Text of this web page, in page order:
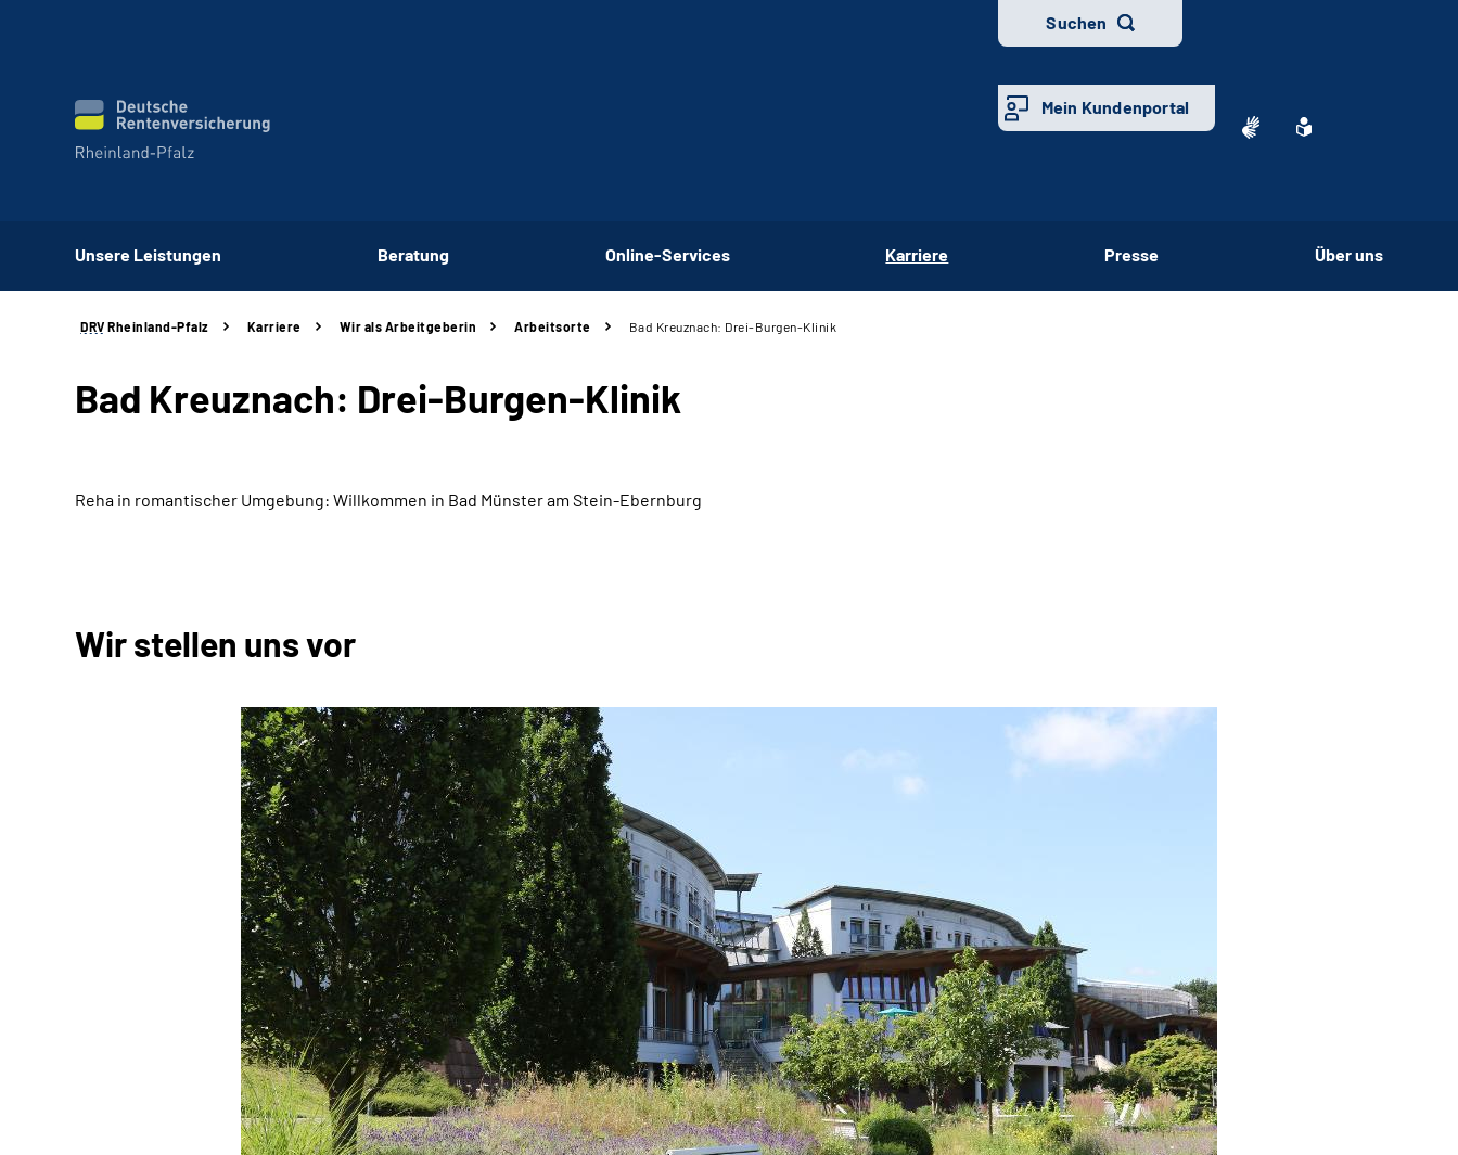
Suchen
Mein Kundenportal
Unsere Leistungen Beratung Online-Services Karriere Presse Über uns
DRV Rheinland-Pfalz Karriere Wir als Arbeitgeberin Arbeitsorte Bad Kreuznach: Drei-Burgen-Klinik
Bad Kreuznach: Drei-Burgen-Klinik
Reha in romantischer Umgebung: Willkommen in Bad Münster am Stein-Ebernburg
Wir stellen uns vor